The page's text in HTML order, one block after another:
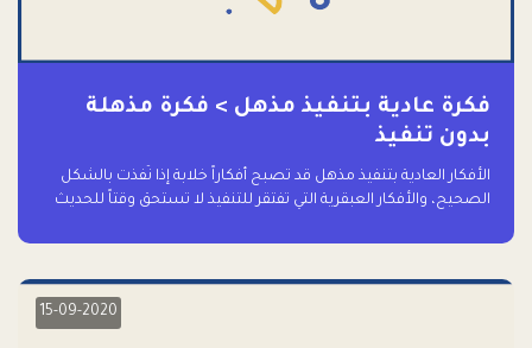
فكرة عادية بتنفيذ مذهل > فكرة مذهلة
بدون تنفيذ
الأفكار العادية بتنفيذ مذهل قد تصبح أفكاراً خلابة إذا نُفذت بالشكل
الصحيح، والأفكار العبقرية التي تفتقر للتنفيذ لا تستحق وقتاً للحديث
15-09-2020